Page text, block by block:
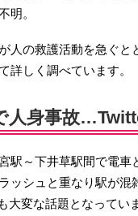
明。
人の救護活動を急ぐと
詳しく調べています。
人身事故
駅～下井草駅間で電車
ッシュと重なり駅が混
大変な話題となってい